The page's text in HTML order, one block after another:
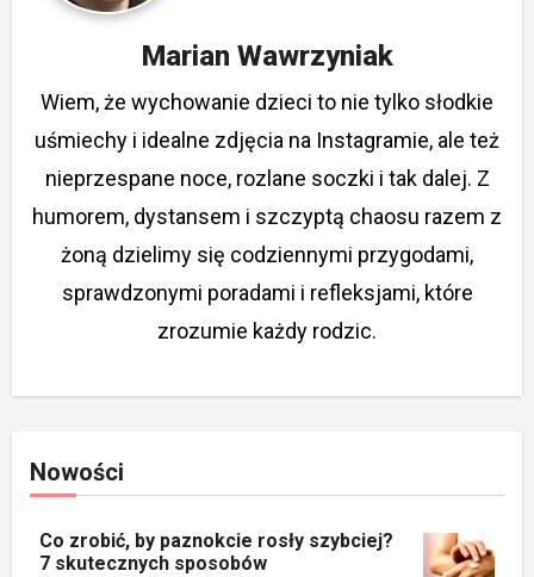
Marian Wawrzyniak
Wiem, że wychowanie dzieci to nie tylko słodkie
uśmiechy i idealne zdjęcia na Instagramie, ale też
nieprzespane noce, rozlane soczki i tak dalej. Z
humorem, dystansem i szczyptą chaosu razem z
żoną dzielimy się codziennymi przygodami,
sprawdzonymi poradami i refleksjami, które
zrozumie każdy rodzic.
Nowości
Co zrobić, by paznokcie rosły szybciej?
7 skutecznych sposobów